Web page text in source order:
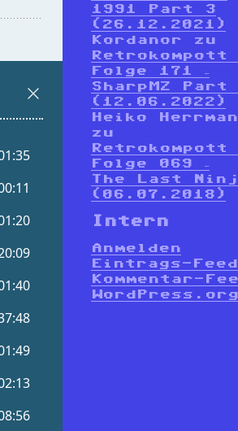
1991 Part 3
(26.12.2021)
Kordanor zu
Retrokompott –
Folge 171 –
SharpMZ Part
(12.06.2022)
Heiko
zu
Retrokompott –
Folge 069 –
The Last
(06.07.2018)
Intern
Anmelden
Eintrags-Feed
Kommentar-
WordPress.org